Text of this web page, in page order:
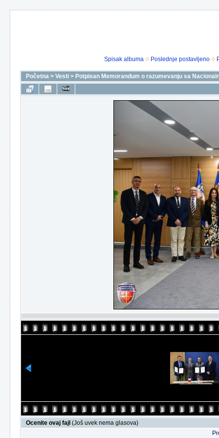
Spisak albuma Poslednje postavljeno
Početna > Vesti > Potpisan Memorandum o razumevanju sa
Ocenite ovaj fajl (Još uvek nema glasova)